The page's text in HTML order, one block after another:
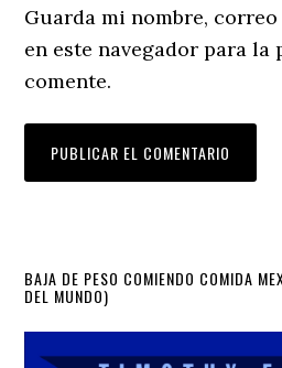
Guarda mi nombre,
en este navegador para la
comente.
Primary
Sidebar
BAJA DE PESO COMIENDO COMIDA
DEL MUNDO)